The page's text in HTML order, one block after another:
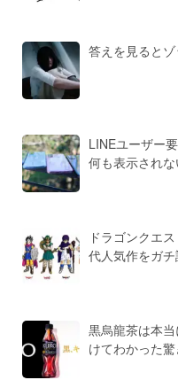
答えを見ると
LINEユーザー
何も表示され
ドラゴンクエ
代人気作をガチ
黒烏龍茶は本
けてわかった